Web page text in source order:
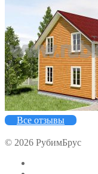
Все отзывы
© 2026 РубимБрус